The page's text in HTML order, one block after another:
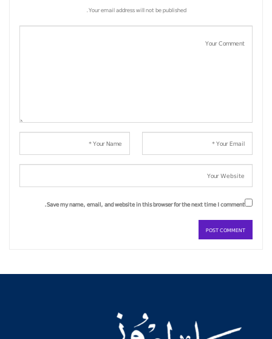
Your email address will not be published.
Save my name, email, and website in this browser for the next time I comment.